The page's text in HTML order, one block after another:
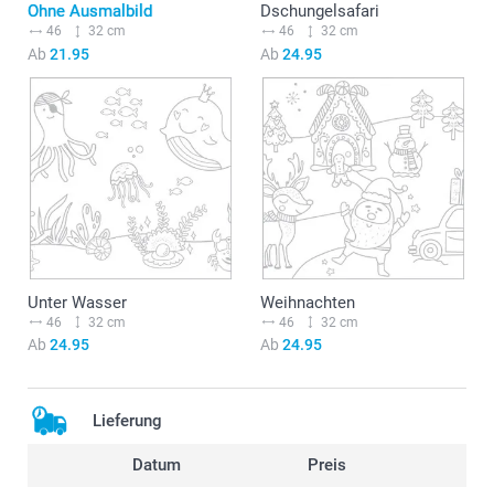
Ohne Ausmalbild
46 32 cm
Ab 21.95
Dschungelsafari
46 32 cm
Ab 24.95
Unter Wasser
46 32 cm
Ab 24.95
Weihnachten
46 32 cm
Ab 24.95
Lieferung
Datum Preis